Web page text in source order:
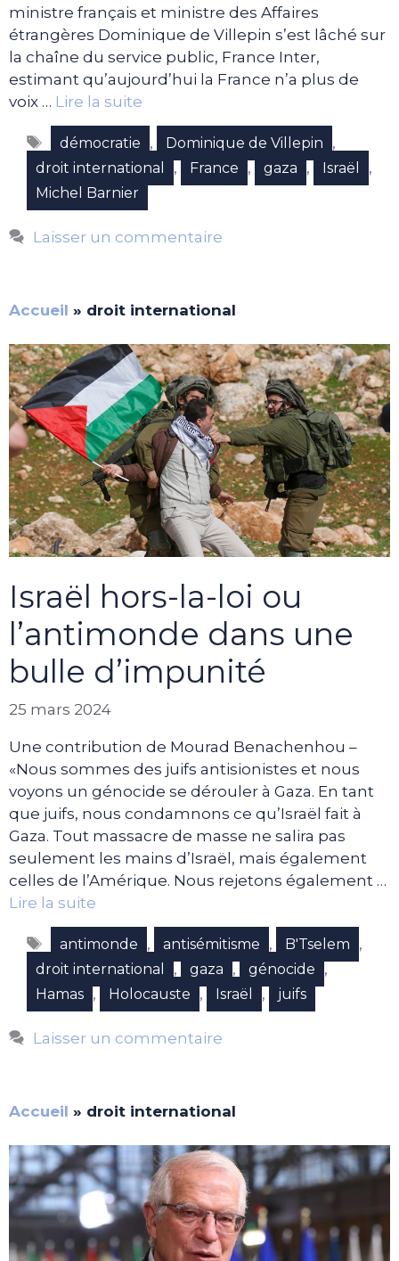
ministre français et ministre des Affaires
étrangères Dominique de Villepin s’est lâché sur
la chaîne du service public, France Inter,
estimant qu’aujourd’hui la France n’a plus de
voix … Lire la suite
Étiquettes
démocratie , Dominique de Villepin ,
droit international , France , gaza , Israël ,
Michel Barnier
Laisser un commentaire
Accueil » droit international
Israël hors-la-loi ou
l’antimonde dans une
bulle d’impunité
25 mars 2024
Une contribution de Mourad Benachenhou –
«Nous sommes des juifs antisionistes et nous
voyons un génocide se dérouler à Gaza. En tant
que juifs, nous condamnons ce qu’Israël fait à
Gaza. Tout massacre de masse ne salira pas
seulement les mains d’Israël, mais également
celles de l’Amérique. Nous rejetons également …
Lire la suite
Étiquettes
antimonde , antisémitisme , B'Tselem ,
droit international , gaza , génocide ,
Hamas , Holocauste , Israël , juifs
Laisser un commentaire
Accueil » droit international